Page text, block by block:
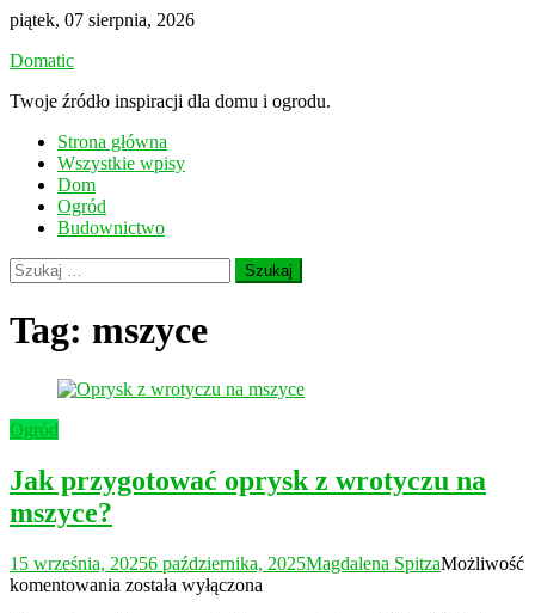
Skip
content
piątek, 07 sierpnia, 2026
Domatic
Twoje źródło inspiracji dla domu i ogrodu.
Strona główna
Wszystkie wpisy
Dom
Ogród
Budownictwo
Szukaj:
Tag: mszyce
Ogród
Jak przygotować oprysk z wrotyczu na
mszyce?
15 września, 20256 października, 2025Magdalena SpitzaMożliwość
komentowania Jak
została wyłączona